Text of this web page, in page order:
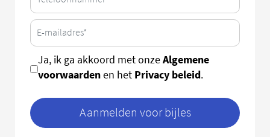
Ja, ik ga akkoord met onzeAlgemene
voorwaardenen het Privacy beleid.
Aanmelden voor bijles